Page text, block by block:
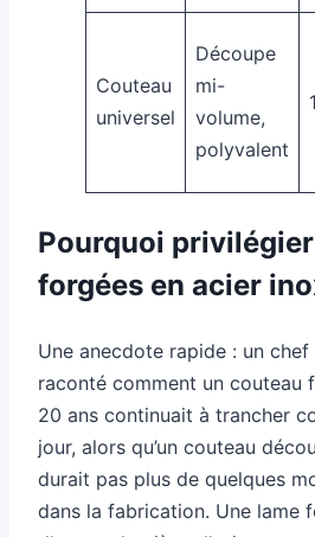
Couteau
universel
Découpe
mi-
volume,
polyvalent
Pourquoi
forgées en acier
Une anecdote rapide : un chef
raconté comment un couteau
20 ans continuait à trancher
jour, alors qu’un couteau
durait pas plus de quelques
dans la fabrication. Une lame